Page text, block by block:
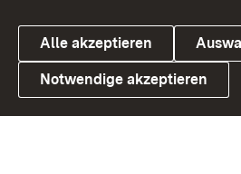
Link zum Landesportal
Alle akzeptieren
Notwendige akzeptieren